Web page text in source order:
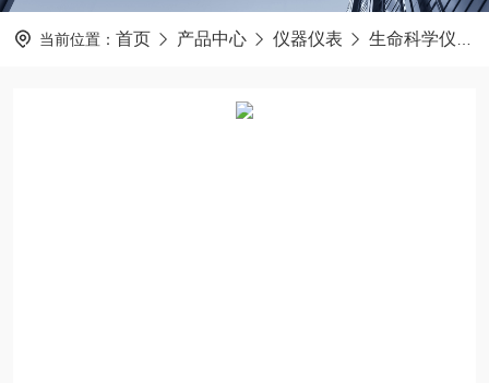
当前位置： 首页 产品中心 仪器仪表 生命科学仪器及设备